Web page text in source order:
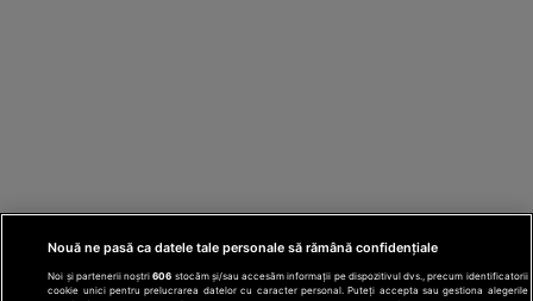
Nouă ne pasă ca datele tale personale să rămână confidențiale
Noi și partenerii noștri606 stocăm și/sau accesăm informații pe dispozitivul dvs., precum identificatorii
cookie unici pentru prelucrarea datelor cu caracter personal. Puteți accepta sau gestiona alegerile